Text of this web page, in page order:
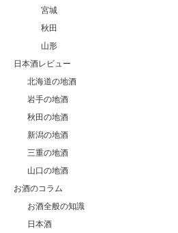
宮城
秋田
山形
日本酒レビュー
北海道の地酒
岩手の地酒
秋田の地酒
新潟の地酒
三重の地酒
山口の地酒
お酒のコラム
お酒全般の知識
日本酒